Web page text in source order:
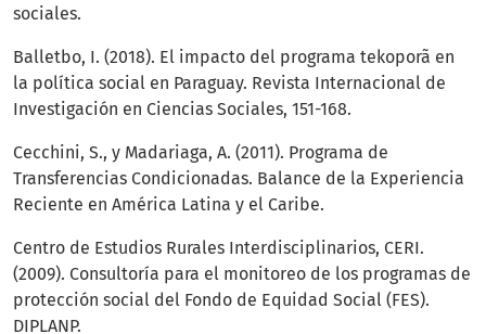
sociales.
Balletbo, I. (2018). El impacto del programa tekoporã en
la política social en Paraguay. Revista Internacional de
Investigación en Ciencias Sociales, 151-168.
Cecchini, S., y Madariaga, A. (2011). Programa de
Transferencias Condicionadas. Balance de la Experiencia
Reciente en América Latina y el Caribe.
Centro de Estudios Rurales Interdisciplinarios, CERI.
(2009). Consultoría para el monitoreo de los programas de
protección social del Fondo de Equidad Social (FES).
DIPLANP.